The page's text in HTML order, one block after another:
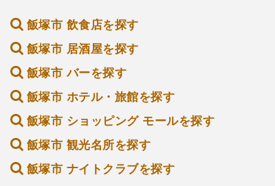
飯塚市 飲食店を探す
飯塚市 居酒屋を探す
飯塚市 バーを探す
飯塚市 ホテル・旅館を探す
飯塚市 ショッピング モールを探す
飯塚市 観光名所を探す
飯塚市 ナイトクラブを探す